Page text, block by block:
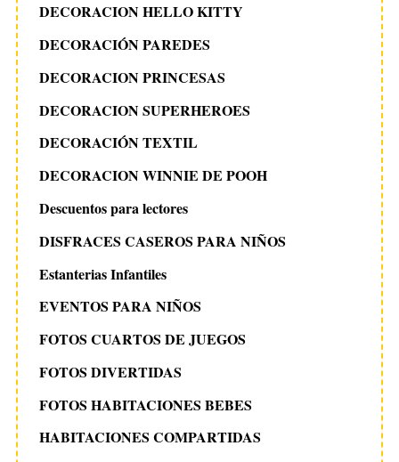
DECORACION HELLO KITTY
DECORACIÓN PAREDES
DECORACION PRINCESAS
DECORACION SUPERHEROES
DECORACIÓN TEXTIL
DECORACION WINNIE DE POOH
Descuentos para lectores
DISFRACES CASEROS PARA NIÑOS
Estanterias Infantiles
EVENTOS PARA NIÑOS
FOTOS CUARTOS DE JUEGOS
FOTOS DIVERTIDAS
FOTOS HABITACIONES BEBES
HABITACIONES COMPARTIDAS